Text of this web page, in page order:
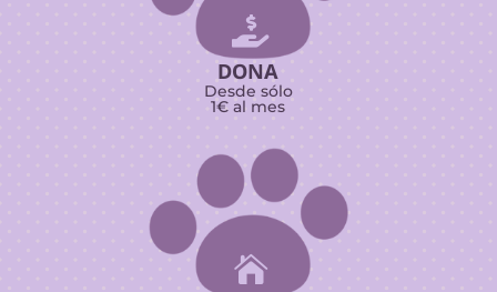

DONA
Desde sólo
1€ al mes
